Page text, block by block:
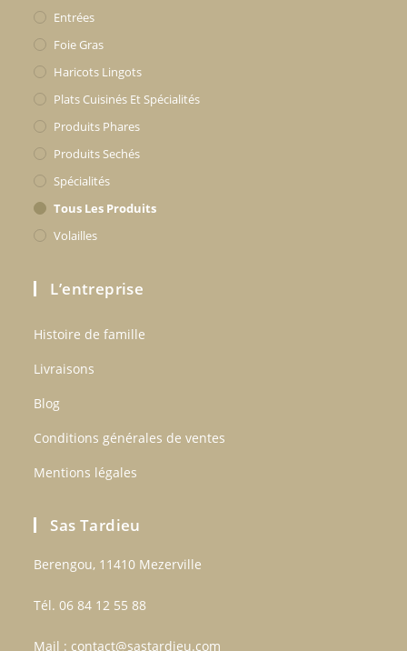
Entrées
Foie Gras
Haricots Lingots
Plats Cuisinés Et Spécialités
Produits Phares
Produits Sechés
Spécialités
Tous Les Produits
Volailles
L’entreprise
Histoire de famille
Livraisons
Blog
Conditions générales de ventes
Mentions légales
Sas Tardieu
Berengou, 11410 Mezerville
Tél. 06 84 12 55 88
Mail : contact@sastardieu.com